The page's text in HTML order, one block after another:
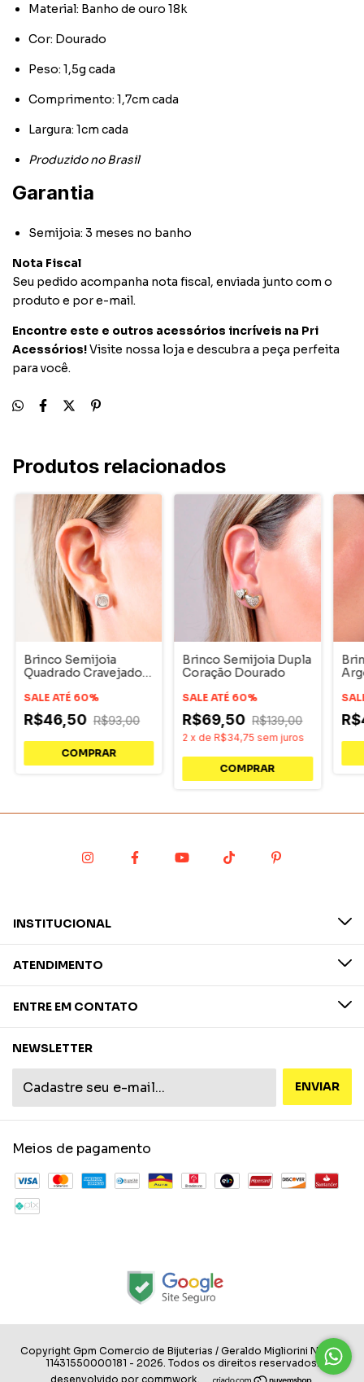
Material: Banho de ouro 18k
Cor: Dourado
Peso: 1,5g cada
Comprimento: 1,7cm cada
Largura: 1cm cada
Produzido no Brasil
Garantia
Semijoia: 3 meses no banho
Nota Fiscal
Seu pedido acompanha nota fiscal, enviada junto com o
produto e por e-mail.
Encontre este e outros acessórios incríveis na Pri
Acessórios!Visite nossa loja e descubra a peça perfeita
para você.
Produtos relacionados
Brinco Semijoia
Quadrado Cravejado
SALE ATÉ 60%
R$46,50 R$93,00
Brinco Semijoia Dupla
Coração Dourado
SALE ATÉ 60%
R$69,50 R$139,00
2 x de R$34,75 sem juros
INSTITUCIONAL
ATENDIMENTO
ENTRE EM CONTATO
NEWSLETTER
Meios de pagamento
Copyright Gpm Comercio de Bijuterias / Geraldo Migliorini Neto -
11431550000181 - 2026. Todos os direitos reservados.
desenvolvido por commwork.